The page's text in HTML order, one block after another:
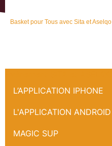
Basket pour Tous avec Sita et Aselqo
L’APPLICATION IPHONE
L'APPLICATION ANDROID
MAGIC SUP